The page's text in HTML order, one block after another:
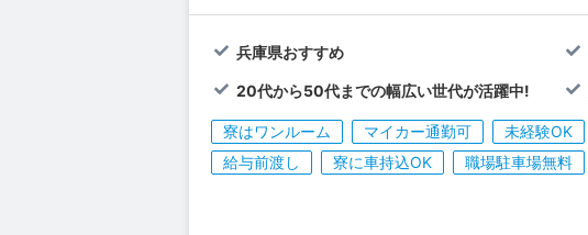
兵庫県おすすめ
20代から50代までの幅広い世代が活躍中!
寮はワンルーム マイカー通勤可 未経験OK
給与前渡し
寮に車持込OK 職場駐車場無料